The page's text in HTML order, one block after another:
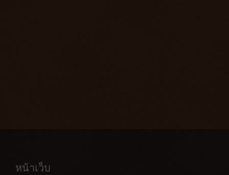
หน้าเว็บ